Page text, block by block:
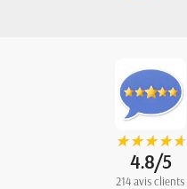
★
★★
★★
★★
★★
★
4.8/5
214 avis clients